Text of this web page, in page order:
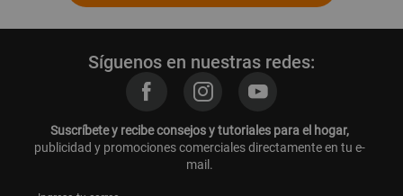
Síguenos en nuestras redes:
Suscríbete y recibe consejos y tutoriales para el hogar,
publicidad y promociones comerciales directamente en tu e-
mail.